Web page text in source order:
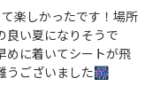
楽しかったです！場所
良い夏になりそうで
めに着いてシートが飛
うございました🎆